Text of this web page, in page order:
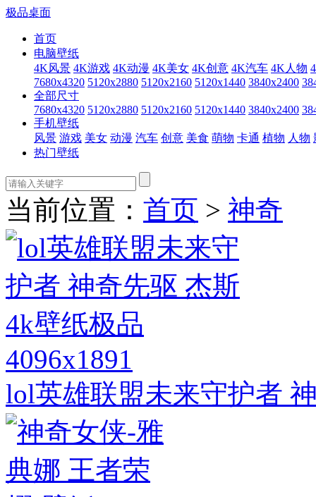
极品桌面
首页
电脑壁纸
4K风景 4K游戏 4K动漫 4K美女 4K创意 4K汽车 4K人物
7680x4320 5120x2880 5120x2160 5120x1440 3840x2400
全部尺寸
7680x4320 5120x2880 5120x2160 5120x1440 3840x2400
手机壁纸
风景 游戏 美女 动漫 汽车 创意 美食 萌物 卡通 植物 人物
热门壁纸
当前位置： 首页 > 神奇
4096x1891
lol英雄联盟未来守护者